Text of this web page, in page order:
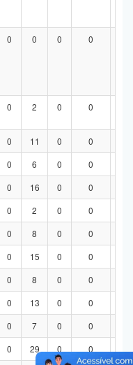
0 0 0 0
0 2 0 0
0 11 0 0
0 6 0 0
0 16 0 0
0 2 0 0
0 8 0 0
0 15 0 0
0 8 0 0
0 13 0 0
0 7 0 0
0 29 0 0